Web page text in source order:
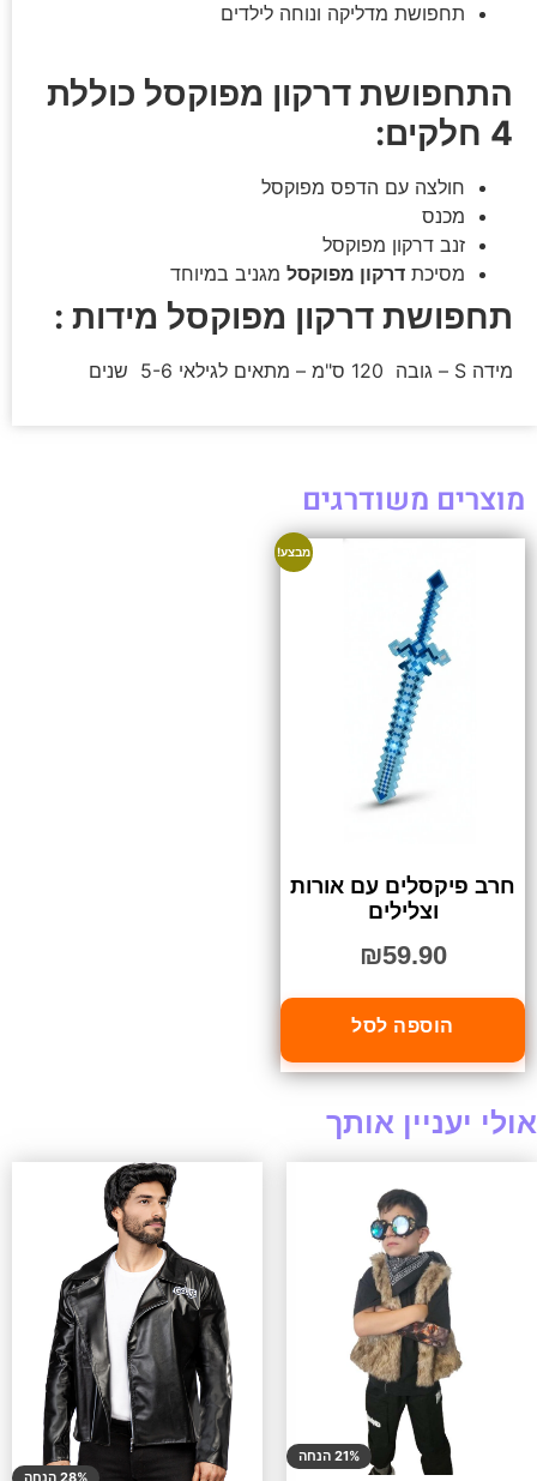
תחפושת מדליקה ונוחה לילדים
התחפושת דרקון מפוקסל כוללת
4 חלקים:
חולצה עם הדפס מפוקסל
מכנס
זנב דרקון מפוקסל
מסיכת דרקון מפוקסל מגניב במיוחד
תחפושת דרקון מפוקסל מידות :
מידה S – גובה 120 ס"מ – מתאים לגילאי 5-6 שנים
מוצרים משודרגים
מבצע!
חרב פיקסלים עם אורות
וצלילים
₪59.90
הוספה לסל
אולי יעניין אותך
21% הנחה
28% הנחה